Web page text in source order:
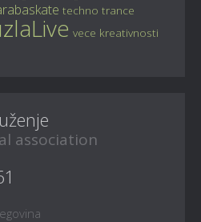
techno trance
vece kreativnosti
association